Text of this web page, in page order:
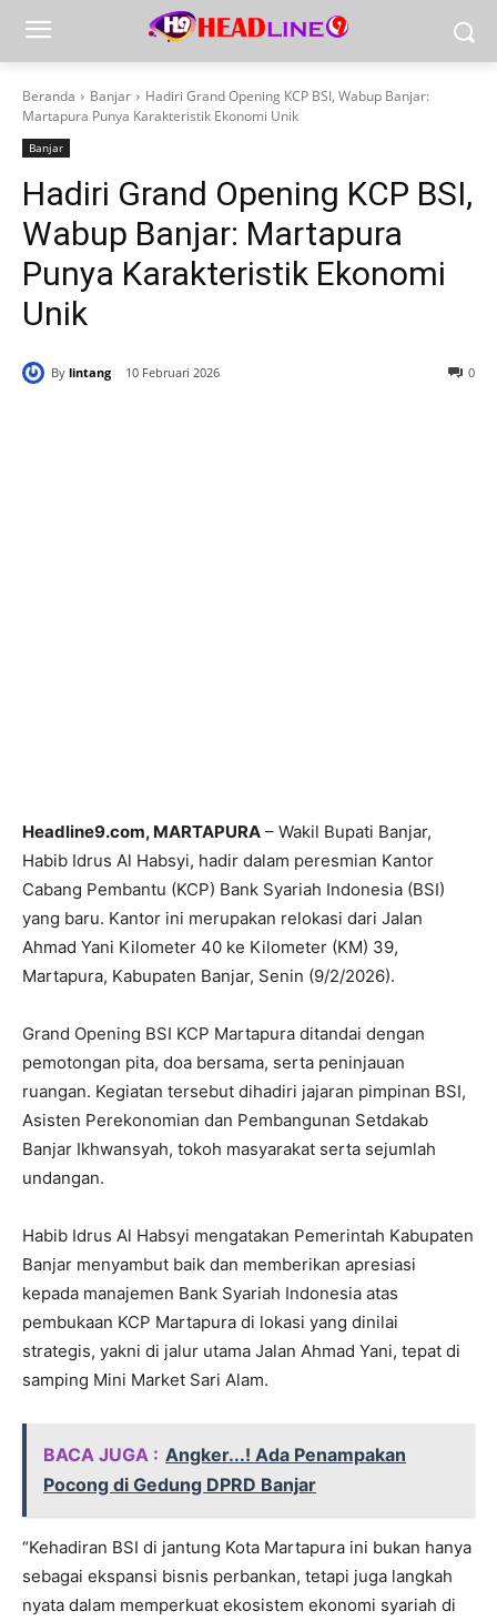
Beranda Banjar
Hadiri Grand Opening KCP BSI, Wabup Banjar:
Martapura Punya Karakteristik Ekonomi Unik
Banjar
Hadiri Grand Opening KCP BSI,
Wabup Banjar: Martapura
Punya Karakteristik Ekonomi
Unik
By lintang 10 Februari 2026 0
Headline9.com, MARTAPURA – Wakil Bupati Banjar,
Habib Idrus Al Habsyi, hadir dalam peresmian Kantor
Cabang Pembantu (KCP) Bank Syariah Indonesia (BSI)
yang baru. Kantor ini merupakan relokasi dari Jalan
Ahmad Yani Kilometer 40 ke Kilometer (KM) 39,
Martapura, Kabupaten Banjar, Senin (9/2/2026).
Grand Opening BSI KCP Martapura ditandai dengan
pemotongan pita, doa bersama, serta peninjauan
ruangan. Kegiatan tersebut dihadiri jajaran pimpinan BSI,
Asisten Perekonomian dan Pembangunan Setdakab
Banjar Ikhwansyah, tokoh masyarakat serta sejumlah
undangan.
Habib Idrus Al Habsyi mengatakan Pemerintah Kabupaten
Banjar menyambut baik dan memberikan apresiasi
kepada manajemen Bank Syariah Indonesia atas
pembukaan KCP Martapura di lokasi yang dinilai
strategis, yakni di jalur utama Jalan Ahmad Yani, tepat di
samping Mini Market Sari Alam.
BACA JUGA : Angker...! Ada Penampakan
Pocong di Gedung DPRD Banjar
“Kehadiran BSI di jantung Kota Martapura ini bukan hanya
sebagai ekspansi bisnis perbankan, tetapi juga langkah
nyata dalam memperkuat ekosistem ekonomi syariah di